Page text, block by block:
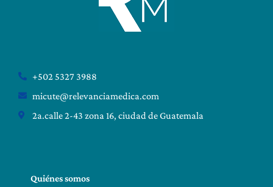
+502 5327 3988
micute@relevanciamedica.com
2a.calle 2-43 zona 16, ciudad de Guatemala
Quiénes somos